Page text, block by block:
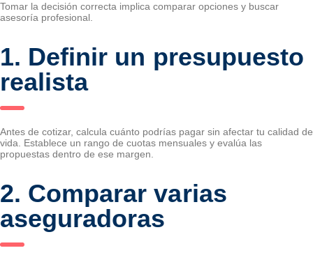
Tomar la decisión correcta implica comparar opciones y buscar
asesoría profesional.
1. Definir un presupuesto
realista
Antes de cotizar, calcula cuánto podrías pagar sin afectar tu calidad de
vida. Establece un rango de cuotas mensuales y evalúa las
propuestas dentro de ese margen.
2. Comparar varias
aseguradoras